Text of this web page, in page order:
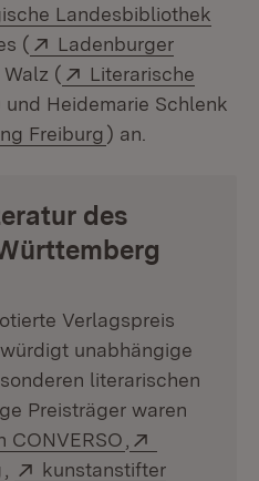
Landesbibliothek
Fenster)
( Extern:
Ladenburger
Fenster)
( Extern:
Literarische
in neuem Fenster)
und Heidemarie Schlenk
Freiburg(Öffnet in
) an.
des
Verlagspreis
unabhängige
literarischen
Preisträger waren
CONVERSO (Öffnet in
(Öffnet in neuem Fenster)
Extern:
kunstanstifter